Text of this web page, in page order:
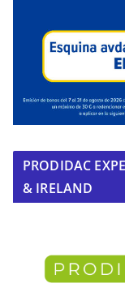
PRODIDAC
& IRELAND